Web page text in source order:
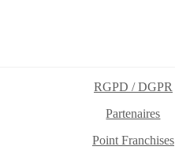
RGPD / DGPR
Partenaires
Point Franchises